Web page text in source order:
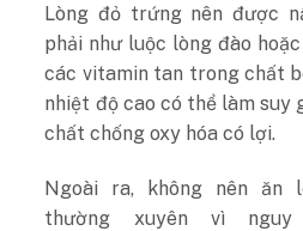
Lòng đỏ trứng nên được
phải như luộc lòng đào
các vitamin tan trong chất
nhiệt độ cao có thể làm suy
chất chống oxy hóa có lợi.
Ngoài ra, không nên ăn
thường xuyên vì